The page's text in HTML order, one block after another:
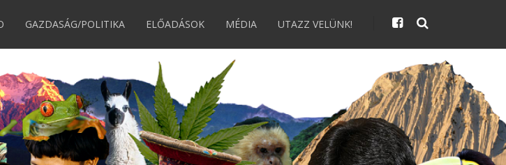
GAZDASÁG/POLITIKA ELŐADÁSOK MÉDIA UTAZZ VELÜNK!